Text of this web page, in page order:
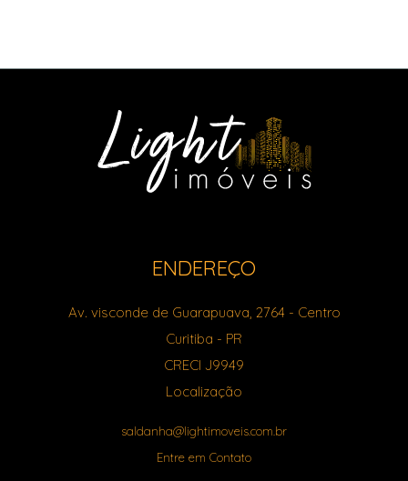
ENDEREÇO
Av. visconde de Guarapuava, 2764- Centro
Curitiba - PR
CRECI J9949
Localização
saldanha@lightimoveis.com.br
Entre em Contato